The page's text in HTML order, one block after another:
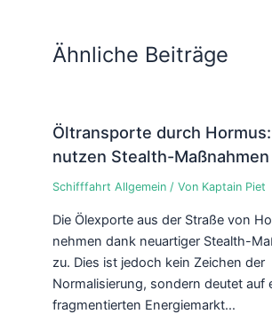
Ähnliche Beiträge
Öltransporte durch
nutzen Stealth-Maßnahmen
Schifffahrt Allgemein/ Von Kaptain Piet
Die Ölexporte aus der Straße von
nehmen dank neuartiger Stealth-
zu. Dies ist jedoch kein Zeichen der
Normalisierung, sondern deutet auf
fragmentierten Energiemarkt…